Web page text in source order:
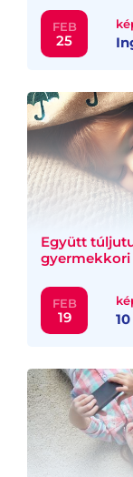
FEB
25
Együtt
gyermekkori
FEB
19